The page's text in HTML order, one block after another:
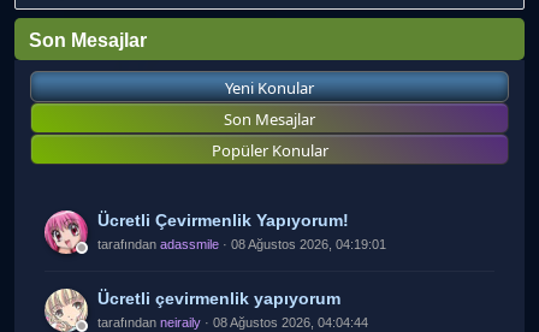
Son Mesajlar
Yeni Konular
Son Mesajlar
Popüler Konular
Ücretli Çevirmenlik Yapıyorum!
tarafından adassmile· 08 Ağustos 2026, 04:19:01
Ücretli çevirmenlik yapıyorum
tarafından neiraily· 08 Ağustos 2026, 04:04:44